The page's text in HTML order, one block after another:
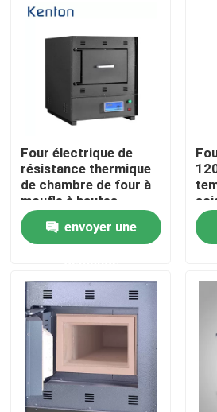
Contacts
Produits
Un four plus sec de laboratoire
Four de séchage industriel
Incubateur de refroidissement
Chambre d'humidité de la
Chambre climatique
Four électrique de
résistance thermique
de chambre de four à
moufle à hautes
températures de
laboratoireenvoyer une